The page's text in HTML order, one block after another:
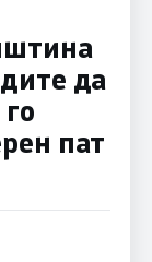
да
пат